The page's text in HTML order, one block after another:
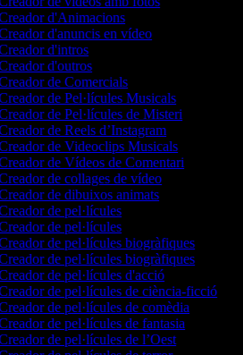
d'Animacions
d'anuncis en vídeo
d'intros
d'outros
de Comercials
de Pel·lícules Musicals
de Pel·lícules de Misteri
de Reels d’Instagram
de Videoclips Musicals
de Vídeos de Comentari
de collages de vídeo
de dibuixos animats
de pel·lícules
de pel·lícules
de pel·lícules biogràfiques
de pel·lícules biogràfiques
de pel·lícules d'acció
de pel·lícules de ciència-ficció
de pel·lícules de comèdia
de pel·lícules de fantasia
de pel·lícules de l’Oest